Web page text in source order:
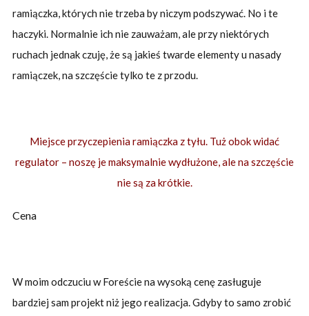
ramiączka, których nie trzeba by niczym podszywać. No i te
haczyki. Normalnie ich nie zauważam, ale przy niektórych
ruchach jednak czuję, że są jakieś twarde elementy u nasady
ramiączek, na szczęście tylko te z przodu.
Miejsce przyczepienia ramiączka z tyłu. Tuż obok widać
regulator – noszę je maksymalnie wydłużone, ale na szczęście
nie są za krótkie.
Cena
W moim odczuciu w Foreście na wysoką cenę zasługuje
bardziej sam projekt niż jego realizacja. Gdyby to samo zrobić